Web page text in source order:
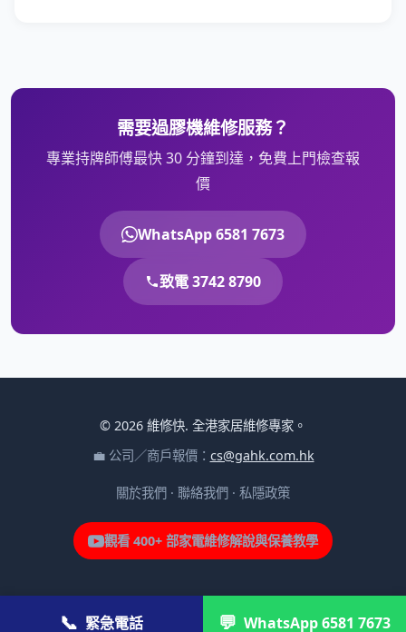
需要過膠機維修服務？
專業持牌師傅最快 30 分鐘到達，免費上門檢查報
價
WhatsApp 6581 7673
致電 3742 8790
© 2026 維修快. 全港家居維修專家。
💼 公司／商戶報價： cs@gahk.com.hk
關於我們 · 聯絡我們 · 私隱政策
觀看 400+ 部家電維修解說與保養教學
📞 緊急電話 💬 WhatsApp 6581 7673